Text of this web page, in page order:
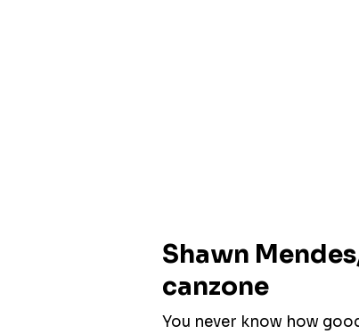
Shawn
canzone
You never know how